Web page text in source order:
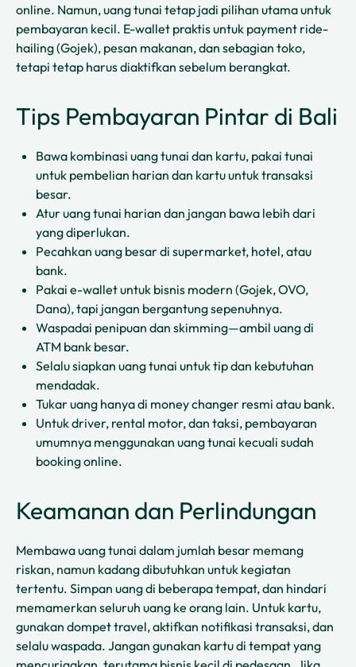
online. Namun, uang tunai tetap jadi pilihan utama untuk
pembayaran kecil. E-wallet praktis untuk payment ride-
hailing (Gojek), pesan makanan, dan sebagian toko,
tetapi tetap harus diaktifkan sebelum berangkat.
Tips Pembayaran Pintar di Bali
Bawa kombinasi uang tunai dan kartu, pakai tunai
untuk pembelian harian dan kartu untuk transaksi
besar.
Atur uang tunai harian dan jangan bawa lebih dari
yang diperlukan.
Pecahkan uang besar di supermarket, hotel, atau
bank.
Pakai e-wallet untuk bisnis modern (Gojek, OVO,
Dana), tapi jangan bergantung sepenuhnya.
Waspadai penipuan dan skimming—ambil uang di
ATM bank besar.
Selalu siapkan uang tunai untuk tip dan kebutuhan
mendadak.
Tukar uang hanya di money changer resmi atau bank.
Untuk driver, rental motor, dan taksi, pembayaran
umumnya menggunakan uang tunai kecuali sudah
booking online.
Keamanan dan Perlindungan
Membawa uang tunai dalam jumlah besar memang
riskan, namun kadang dibutuhkan untuk kegiatan
tertentu. Simpan uang di beberapa tempat, dan hindari
memamerkan seluruh uang ke orang lain. Untuk kartu,
gunakan dompet travel, aktifkan notifikasi transaksi, dan
selalu waspada. Jangan gunakan kartu di tempat yang